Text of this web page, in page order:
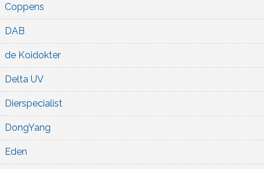
Coppens
DAB
de Koidokter
Delta UV
Dierspecialist
DongYang
Eden